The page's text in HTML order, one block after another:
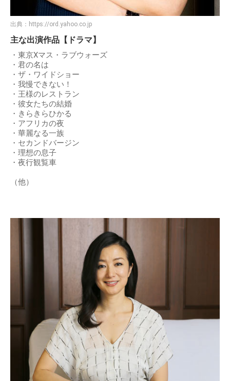
出典： https://ord.yahoo.co.jp
主な出演作品【ドラマ】
・東京Xマス・ラブウォーズ
・君の名は
・ザ・ワイドショー
・我慢できない！
・王様のレストラン
・彼女たちの結婚
・きらきらひかる
・アフリカの夜
・華麗なる一族
・セカンドバージン
・理想の息子
・夜行観覧車
（他）